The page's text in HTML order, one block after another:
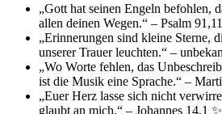
„Gott hat seinen Engeln befohlen,
allen deinen Wegen.“ – Psalm
„Erinnerungen sind kleine Sterne,
unserer Trauer leuchten.“ –
„Wo Worte fehlen, das
ist die Musik eine Sprache.“ –
„Euer Herz lasse sich nicht
glaubt an mich.“ – Johannes 14,1 ✨